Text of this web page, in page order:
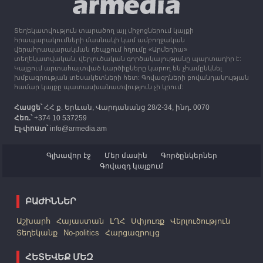
Ղարաբաղից բռնի տեղահանվածներին
12:25 30.09.2023
Հայաստան է ժամանել բռնի տեղահանված 100
հազար 417 արցախցի
Տեղեկատվություն տարածող այլ միջոցներում կայքի
հրապարակումների մասնակի կամ ամբողջական
վերահրապարակման դեպքում հղումը «Արմեդիա»
տեղեկատվական, վերլուծական գործակալությանը պարտադիր է:
Կայքում արտահայտված կարծիքները կարող են չհամընկնել
խմբագրության տեսակետների հետ: Գովազդների բովանդակության
համար կայքը պատասխանատվություն չի կրում:
Հասցե՝ՀՀ ք. Երևան, Վարդանանց 28/2-34, ինդ. 0070
Հեռ.՝+374 10 537259
Էլ-փոստ՝info@armedia.am
Գլխավոր էջ Մեր մասին
Գործընկերներ
Գովազդ կայքում
ԲԱԺԻՆՆԵՐ
Աշխարհ Հայաստան ԼՂՀ Սփյուռք
Վերլուծություն
Տեղեկանք
No-politics Հարցազրույց
ՀԵՏԵՎԵՔ ՄԵԶ